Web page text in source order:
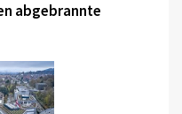
abgebrannte